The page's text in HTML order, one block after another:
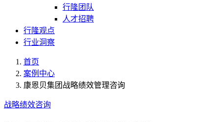
行隆团队
人才招聘
行隆观点
行业洞察
首页
案例中心
康恩贝集团战略绩效管理咨询
战略绩效咨询